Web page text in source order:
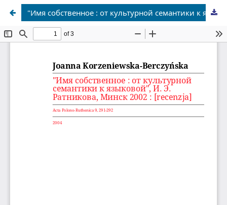
"Имя собственное : от культурной семантики к языковой", И. Э. Ратникова, Минск 2002